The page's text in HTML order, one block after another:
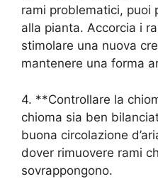
rami problematici, puoi
alla pianta. Accorcia i
stimolare una nuova
mantenere una forma
4. **Controllare la
chioma sia ben
buona circolazione
dover rimuovere rami
sovrappongono.